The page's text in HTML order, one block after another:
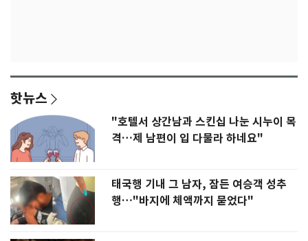
핫뉴스
"호텔서 상간남과 스킨십 나눈 시누이 목
격…제 남편이 입 다물라 하네요"
태국행 기내 그 남자, 잠든 여승객 성추
행…"바지에 체액까지 묻었다"